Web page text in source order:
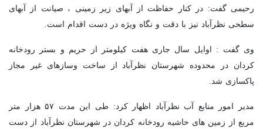
رحیمی گفت: در کنار حفاظت از آبهای زیر زمینی ، صیانت از آبهای
سطحی نظرآباد نیز با دقت و نگاه ویژه در دست اقدام است.
وی گفت : اوایل سال جاری هفت کیلومتر از حریم و بستر رودخانه
کردان در محدوده شهرستان نظرآباد از ساخت وسازهای غیر مجاز
پاکسازی شد.
مدیر امور منابع آب نظرآباد اظهار کرد: طی این مدت ۵۷ هزار متر
مربع از زمین های حاشیه رودخانه کردان در شهرستان نظرآباد از دست